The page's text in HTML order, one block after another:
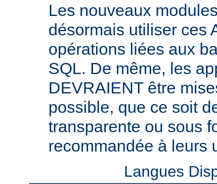
Les nouveaux
désormais utiliser ces
opérations liées aux
SQL. De même, les
DEVRAIENT être
possible, que ce soit
transparente ou sous
recommandée à leurs
Langues